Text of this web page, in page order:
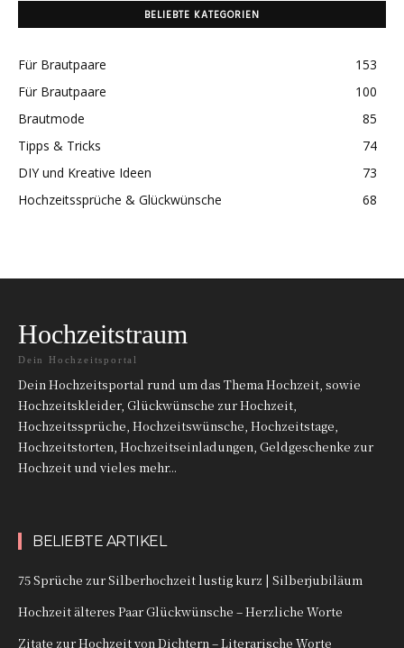
BELIEBTE KATEGORIEN
Für Brautpaare
153
Für Brautpaare
100
Brautmode
85
Tipps & Tricks
74
DIY und Kreative Ideen
73
Hochzeitssprüche & Glückwünsche
68
Hochzeitstraum
Dein Hochzeitsportal
Dein Hochzeitsportal rund um das Thema Hochzeit, sowie
Hochzeitskleider, Glückwünsche zur Hochzeit,
Hochzeitssprüche, Hochzeitswünsche, Hochzeitstage,
Hochzeitstorten, Hochzeitseinladungen, Geldgeschenke zur
Hochzeit und vieles mehr...
BELIEBTE ARTIKEL
75 Sprüche zur Silberhochzeit lustig kurz | Silberjubiläum
Hochzeit älteres Paar Glückwünsche – Herzliche Worte
Zitate zur Hochzeit von Dichtern – Literarische Worte